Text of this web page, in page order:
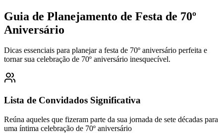
Guia de Planejamento de Festa de 70º
Aniversário
Dicas essenciais para planejar a festa de 70º aniversário perfeita e
tornar sua celebração de 70º aniversário inesquecível.
Lista de Convidados Significativa
Reúna aqueles que fizeram parte da sua jornada de sete décadas para
uma íntima celebração de 70º aniversário